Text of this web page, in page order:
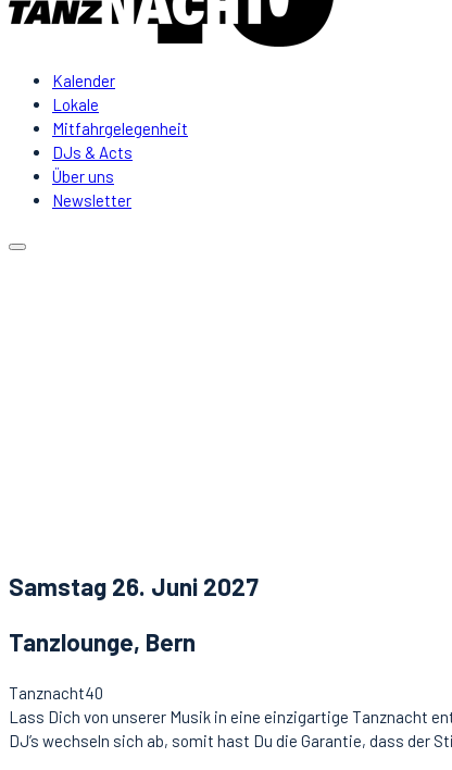
Kalender
Lokale
Mitfahrgelegenheit
DJs & Acts
Über uns
Newsletter
Samstag 26. Juni 2027
Tanzlounge, Bern
Tanznacht40
Lass Dich von unserer Musik in eine einzigartige Tanznacht
DJ’s wechseln sich ab, somit hast Du die Garantie, dass der